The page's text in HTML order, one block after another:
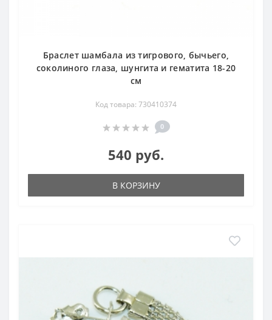
Браслет шамбала из тигрового, бычьего,
соколиного глаза, шунгита и гематита 18-20
см
Код товара: 730410374
0
540 руб.
В КОРЗИНУ